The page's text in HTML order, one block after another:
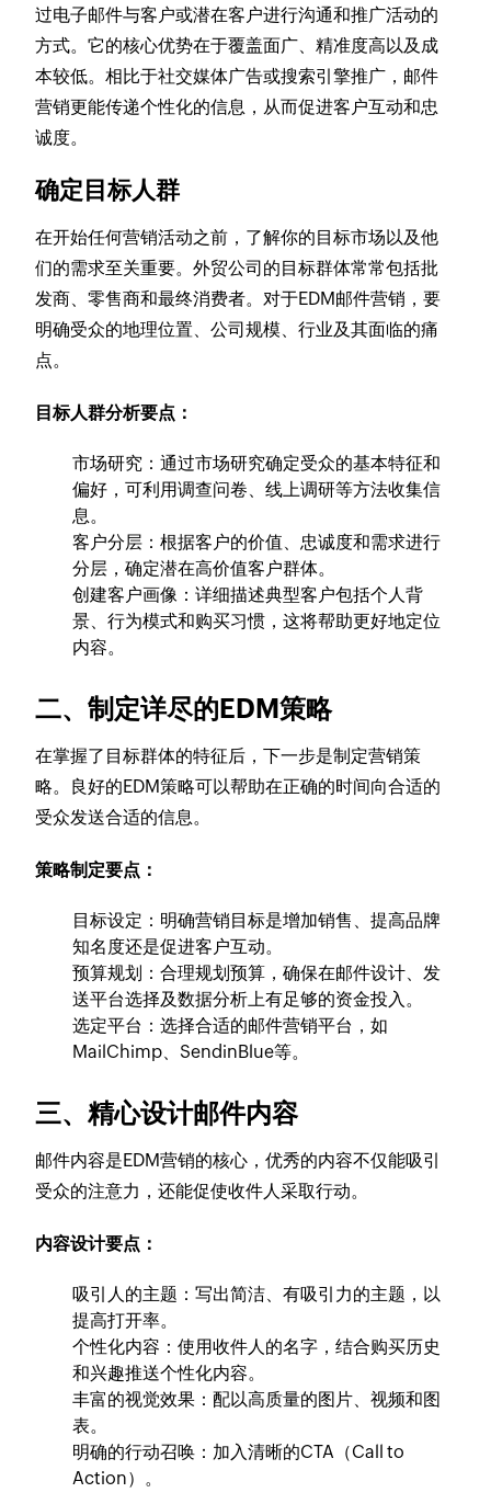
过电子邮件与客户或潜在客户进行沟通和推广活动的
方式。它的核心优势在于覆盖面广、精准度高以及成
本较低。相比于社交媒体广告或搜索引擎推广，邮件
营销更能传递个性化的信息，从而促进客户互动和忠
诚度。
确定目标人群
在开始任何营销活动之前，了解你的目标市场以及他
们的需求至关重要。外贸公司的目标群体常常包括批
发商、零售商和最终消费者。对于EDM邮件营销，要
明确受众的地理位置、公司规模、行业及其面临的痛
点。
目标人群分析要点：
市场研究：通过市场研究确定受众的基本特征和
偏好，可利用调查问卷、线上调研等方法收集信
息。
客户分层：根据客户的价值、忠诚度和需求进行
分层，确定潜在高价值客户群体。
创建客户画像：详细描述典型客户包括个人背
景、行为模式和购买习惯，这将帮助更好地定位
内容。
二、制定详尽的EDM策略
在掌握了目标群体的特征后，下一步是制定营销策
略。良好的EDM策略可以帮助在正确的时间向合适的
受众发送合适的信息。
策略制定要点：
目标设定：明确营销目标是增加销售、提高品牌
知名度还是促进客户互动。
预算规划：合理规划预算，确保在邮件设计、发
送平台选择及数据分析上有足够的资金投入。
选定平台：选择合适的邮件营销平台，如
MailChimp、SendinBlue等。
三、精心设计邮件内容
邮件内容是EDM营销的核心，优秀的内容不仅能吸引
受众的注意力，还能促使收件人采取行动。
内容设计要点：
吸引人的主题：写出简洁、有吸引力的主题，以
提高打开率。
个性化内容：使用收件人的名字，结合购买历史
和兴趣推送个性化内容。
丰富的视觉效果：配以高质量的图片、视频和图
表。
明确的行动召唤：加入清晰的CTA（Call to
Action）。